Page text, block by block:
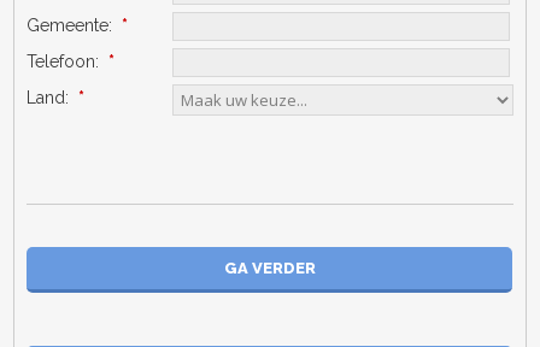
Gemeente: *
Telefoon: *
Land: *